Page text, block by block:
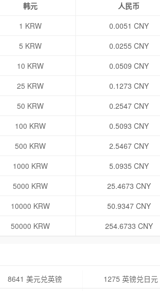
韩元
人民币
1 KRW
0.0051 CNY
5 KRW
0.0255 CNY
10 KRW
0.0509 CNY
25 KRW
0.1273 CNY
50 KRW
0.2547 CNY
100 KRW
0.5093 CNY
500 KRW
2.5467 CNY
1000 KRW
5.0935 CNY
5000 KRW
25.4673 CNY
10000 KRW
50.9347 CNY
50000 KRW 254.6733 CNY
8641 美元兑英镑
1275 英镑兑日元